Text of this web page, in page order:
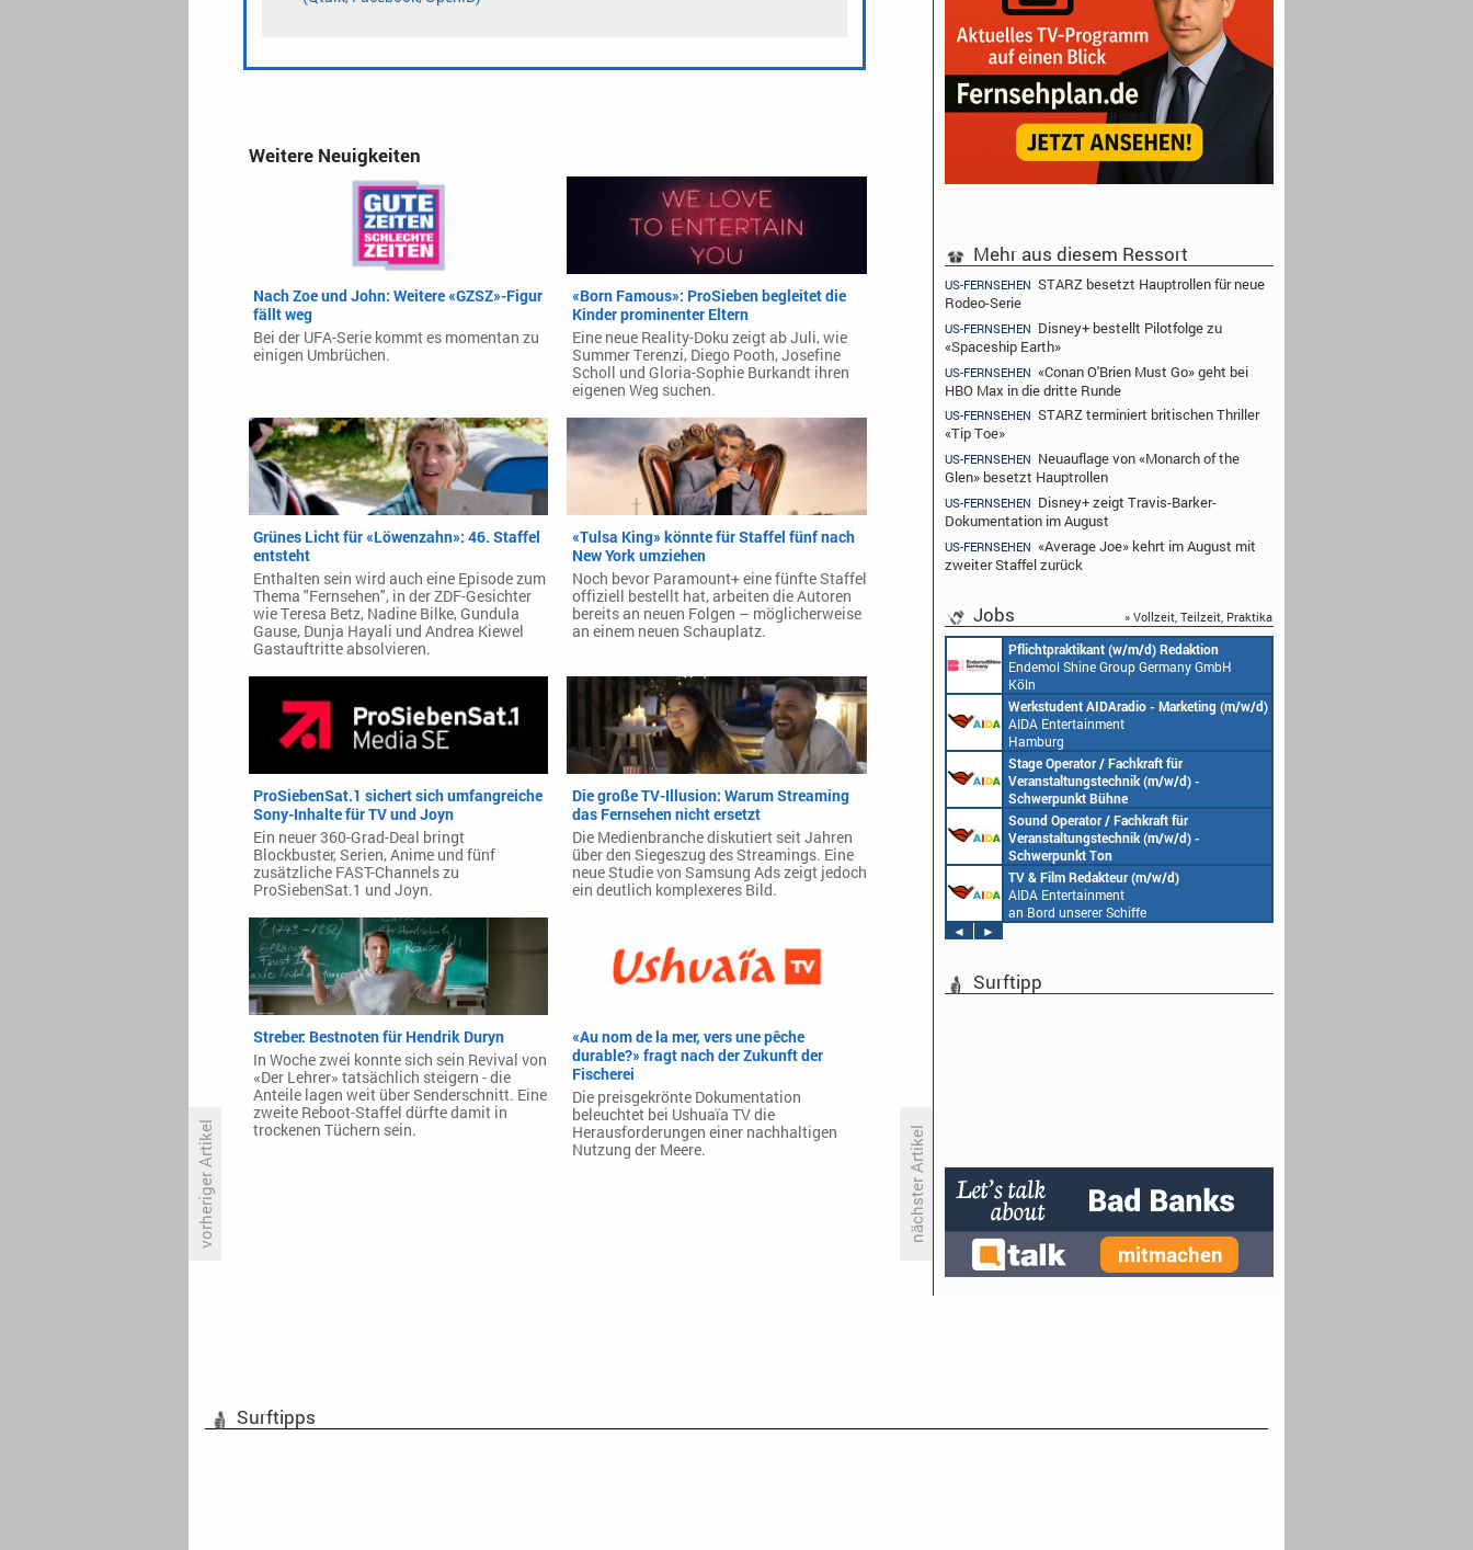
vorheriger Artikel nächster Artikel
Weitere Neuigkeiten
Nach Zoe und John: Weitere «GZSZ»-Figur
fällt weg
Bei der UFA-Serie kommt es momentan zu
einigen Umbrüchen.
«Born Famous»: ProSieben begleitet die
Kinder prominenter Eltern
Eine neue Reality-Doku zeigt ab Juli, wie
Summer Terenzi, Diego Pooth, Josefine
Scholl und Gloria-Sophie Burkandt ihren
eigenen Weg suchen.
Grünes Licht für «Löwenzahn»: 46. Staffel
entsteht
Enthalten sein wird auch eine Episode zum
Thema "Fernsehen", in der ZDF-Gesichter
wie Teresa Betz, Nadine Bilke, Gundula
Gause, Dunja Hayali und Andrea Kiewel
Gastauftritte absolvieren.
«Tulsa King» könnte für Staffel fünf nach
New York umziehen
Noch bevor Paramount+ eine fünfte Staffel
offiziell bestellt hat, arbeiten die Autoren
bereits an neuen Folgen – möglicherweise
an einem neuen Schauplatz.
ProSiebenSat.1 sichert sich umfangreiche
Sony-Inhalte für TV und Joyn
Ein neuer 360-Grad-Deal bringt
Blockbuster, Serien, Anime und fünf
zusätzliche FAST-Channels zu
ProSiebenSat.1 und Joyn.
Die große TV-Illusion: Warum Streaming
das Fernsehen nicht ersetzt
Die Medienbranche diskutiert seit Jahren
über den Siegeszug des Streamings. Eine
neue Studie von Samsung Ads zeigt jedoch
ein deutlich komplexeres Bild.
Streber: Bestnoten für Hendrik Duryn
In Woche zwei konnte sich sein Revival von
«Der Lehrer» tatsächlich steigern - die
Anteile lagen weit über Senderschnitt. Eine
zweite Reboot-Staffel dürfte damit in
trockenen Tüchern sein.
«Au nom de la mer, vers une pêche
durable?» fragt nach der Zukunft der
Fischerei
Die preisgekrönte Dokumentation
beleuchtet bei Ushuaïa TV die
Herausforderungen einer nachhaltigen
Nutzung der Meere.
Mehr aus diesem Ressort
US-FERNSEHEN STARZ besetzt Hauptrollen für neue
Rodeo-Serie
US-FERNSEHEN Disney+ bestellt Pilotfolge zu
«Spaceship Earth»
US-FERNSEHEN «Conan O'Brien Must Go» geht bei
HBO Max in die dritte Runde
US-FERNSEHEN STARZ terminiert britischen Thriller
«Tip Toe»
US-FERNSEHEN Neuauflage von «Monarch of the
Glen» besetzt Hauptrollen
US-FERNSEHEN Disney+ zeigt Travis-Barker-
Dokumentation im August
US-FERNSEHEN «Average Joe» kehrt im August mit
zweiter Staffel zurück
Jobs » Vollzeit, Teilzeit, Praktika
Pflichtpraktikant (w/m/d) Redaktion
Endemol Shine Group Germany GmbH
Köln
Werkstudent AIDAradio - Marketing (m/w/d)
AIDA Entertainment
Hamburg
Stage Operator / Fachkraft für
Veranstaltungstechnik (m/w/d) -
Schwerpunkt Bühne
AIDA Entertainment
an Bord unserer Schiffe
Sound Operator / Fachkraft für
Veranstaltungstechnik (m/w/d) -
Schwerpunkt Ton
AIDA Entertainment
an Bord unserer Schiffe
TV & Film Redakteur (m/w/d)
AIDA Entertainment
an Bord unserer Schiffe
◄
►
Surftipp
Surftipps